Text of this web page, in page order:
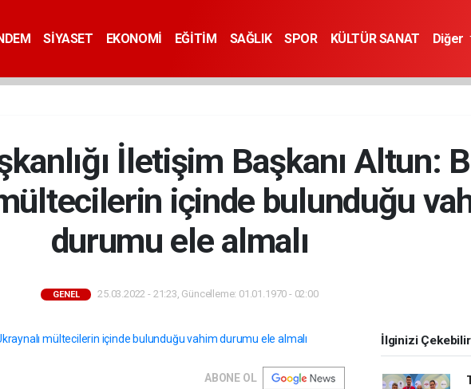
SİYASET EKONOMİ EĞİTİM SAĞLIK SPOR KÜLTÜR SANAT Diğer
İletişim Başkanı Altun:
içinde bulunduğu
durumu ele almalı
GENEL 25.03.2022 - 21:23, Güncelleme: 01.01.1970 - 02:00
ABONE OL
İlginizi Çekebilir